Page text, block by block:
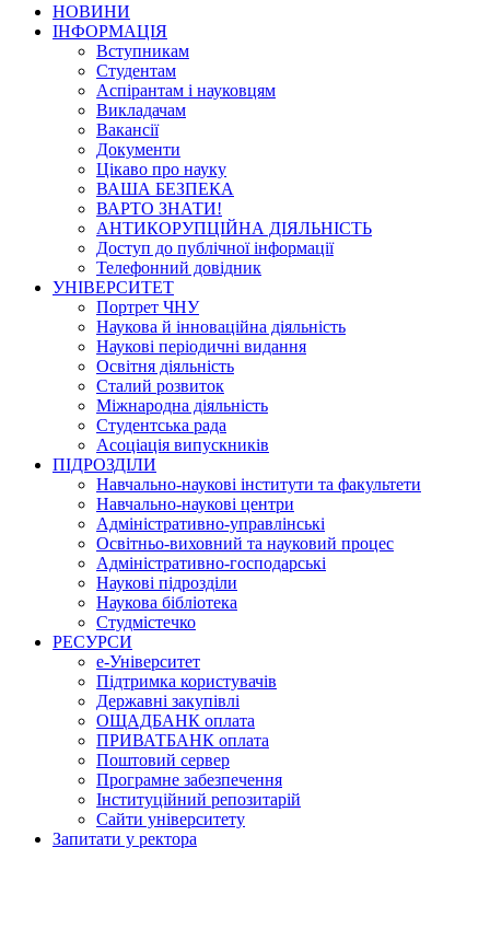
НОВИНИ
ІНФОРМАЦІЯ
Вступникам
Студентам
Аспірантам і науковцям
Викладачам
Вакансії
Документи
Цікаво про науку
ВАША БЕЗПЕКА
ВАРТО ЗНАТИ!
АНТИКОРУПЦІЙНА ДІЯЛЬНІСТЬ
Доступ до публічної інформації
Телефонний довідник
УНІВЕРСИТЕТ
Портрет ЧНУ
Наукова й інноваційна діяльність
Наукові періодичні видання
Освітня діяльність
Сталий розвиток
Міжнародна діяльність
Студентська рада
Асоціація випускників
ПІДРОЗДІЛИ
Навчально-наукові інститути та факультети
Навчально-наукові центри
Адміністративно-управлінські
Освітньо-виховний та науковий процес
Адміністративно-господарські
Наукові підрозділи
Наукова бібліотека
Студмістечко
РЕСУРСИ
е-Університет
Підтримка користувачів
Державні закупівлі
ОЩАДБАНК оплата
ПРИВАТБАНК оплата
Поштовий сервер
Програмне забезпечення
Інституційний репозитарій
Сайти університету
Запитати у ректора